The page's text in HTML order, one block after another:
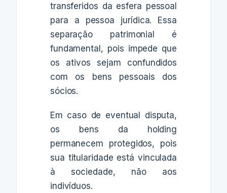
transferidos da esfera pessoal
para a pessoa jurídica. Essa
separação patrimonial é
fundamental, pois impede que
os ativos sejam confundidos
com os bens pessoais dos
sócios.
Em caso de eventual disputa,
os bens da holding
permanecem protegidos, pois
sua titularidade está vinculada
à sociedade, não aos
indivíduos.